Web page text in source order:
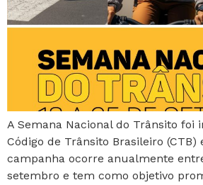
A Semana Nacional do Trânsito foi
Código de Trânsito Brasileiro (CTB)
campanha ocorre anualmente
setembro e tem como objetivo